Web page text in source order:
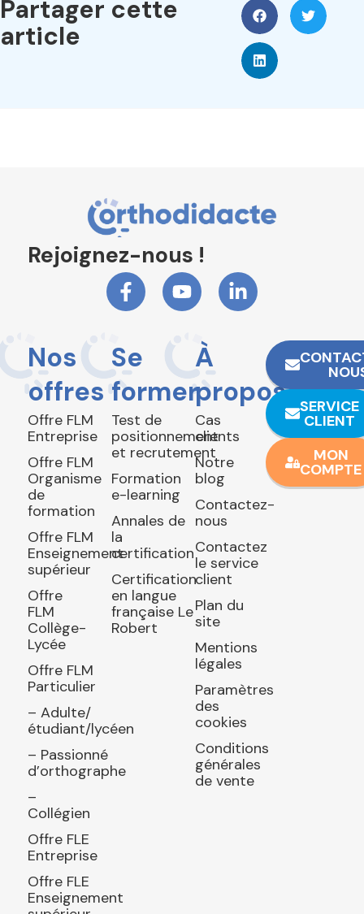
Partager cette
article
Rejoignez-nous !
Nos
offres
Offre FLM
Entreprise
Offre FLM
Organisme
de
formation
Offre FLM
Enseignement
supérieur
Offre
FLM
Collège-
Lycée
Offre FLM
Particulier
– Adulte/
étudiant/lycéen
– Passionné
d’orthographe
–
Collégien
Offre FLE
Entreprise
Offre FLE
Enseignement
Se
former
Test de
positionnement
et recrutement
Formation
e-learning
Annales de
la
certification
Certification
en langue
française Le
Robert
À
propos
Cas
clients
Notre
blog
Contactez-
nous
Contactez
le service
client
Plan du
site
Mentions
légales
Paramètres
des
cookies
Conditions
générales
de vente
SERVICE
CLIENT
MON
COMPTE